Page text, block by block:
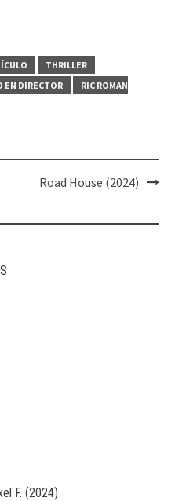
THRILLER
EN DIRECTOR
RIC ROMAN
Road House (2024)
F. (2024)